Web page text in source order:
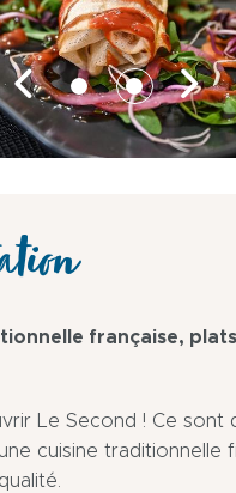
française,
Le Second ! Ce sont
cuisine traditionnelle